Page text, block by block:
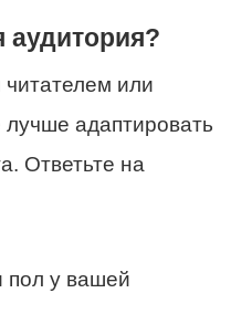
аудитория?
или
адаптировать
Ответьте на
пол у вашей